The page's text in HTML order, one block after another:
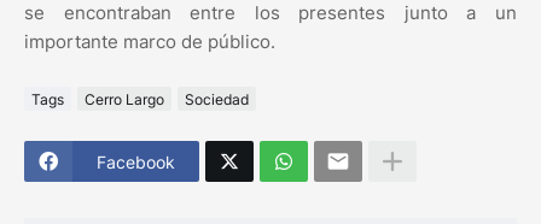
se encontraban entre los presentes junto a un
importante marco de público.
Tags Cerro Largo Sociedad
Facebook